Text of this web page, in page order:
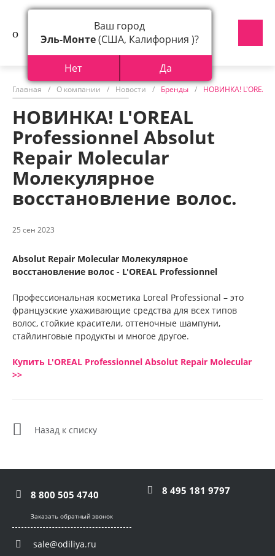
Главная / О компании / Новости / Бренды / НОВИНКА! L'OREAL
НОВИНКА! L'OREAL
Professionnel Absolut
Repair Molecular
Молекулярное
восстановление волос.
25 сен 2023
Absolut Repair Molecular Молекулярное
восстановление волос - L'OREAL Professionnel
Профессиональная косметика Loreal Professional – это
французские ухаживающие средства для всех типов
волос, стойкие красители, оттеночные шампуни,
стайлинговые продукты и многое другое.
Купить L'OREAL Professionnel Absolut Repair Molecular
>>
Назад к списку
8 800 505 4740 8 495 181 9797
Заказать обратный звонок
sale@odiliya.ru
Ваш город
Эль-Монте(США, Калифорния )?
Нет Да